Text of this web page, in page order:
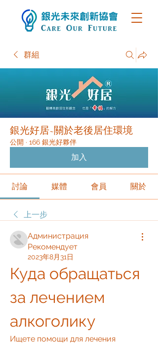
群組
銀光好居~關於老後居住環境
公開 · 166 銀光好夥伴
加入
討論 媒體 會員 關於
上一步
Администрация
Рекомендует
2023年8月31日
Куда обращаться
за лечением
алкоголику
Ищете помощи для лечения